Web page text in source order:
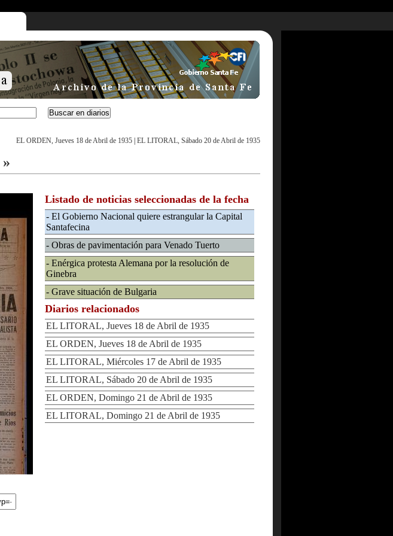
EL ORDEN, Jueves 18 de Abril de 1935 EL LITORAL, Sábado 20 de Abril de 1935
»
Listado de noticias seleccionadas de la fecha
- El Gobierno Nacional quiere estrangular la Capital
Santafecina
- Obras de pavimentación para Venado Tuerto
- Enérgica protesta Alemana por la resolución de
Ginebra
- Grave situación de Bulgaria
Diarios relacionados
EL LITORAL, Jueves 18 de Abril de 1935
EL ORDEN, Jueves 18 de Abril de 1935
EL LITORAL, Miércoles 17 de Abril de 1935
EL LITORAL, Sábado 20 de Abril de 1935
EL ORDEN, Domingo 21 de Abril de 1935
EL LITORAL, Domingo 21 de Abril de 1935